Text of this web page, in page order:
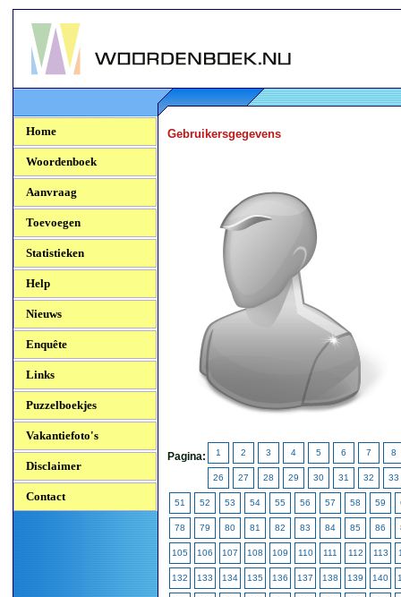
Woordenboek.NU
Home
Woordenboek
Aanvraag
Toevoegen
Statistieken
Help
Nieuws
Enquête
Links
Puzzelboekjes
Vakantiefoto's
Disclaimer
Contact
Gebruikersgegevens
Pagina: 1 2 3 4 5 6 7 8
26 27 28 29 30 31 32 33
51 52 53 54 55 56 57 58 59
78 79 80 81 82 83 84 85 86
105 106 107 108 109 110 111 112 113
132 133 134 135 136 137 138 139 140